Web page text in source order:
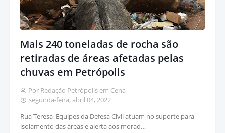
Mais 240 toneladas de rocha são
retiradas de áreas afetadas pelas
chuvas em Petrópolis
Por Redação Petrópolis em Cena
segunda-feira, abril 04, 2022
Rua Teresa Equipes da Defesa Civil atuam no suporte para
isolamento das áreas e alerta aos morad…